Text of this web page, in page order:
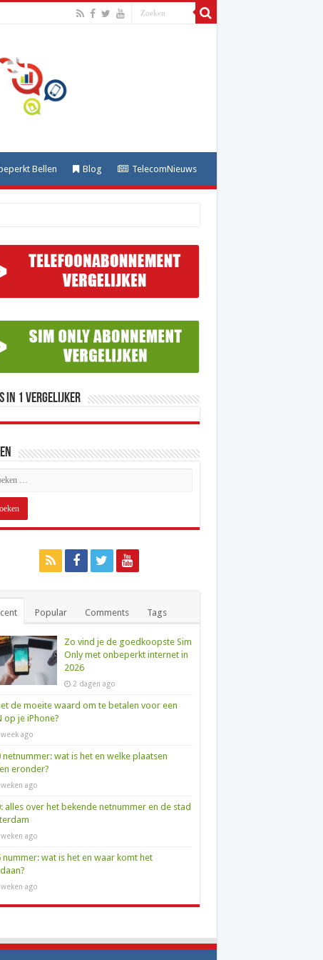
Bellen Blog TelecomNieuws
in 1 Vergelijker
Popular Comments Tags
Zo vind je de goedkoopste Sim
Only met onbeperkt internet in
2026
2 dagen ago
de moeite waard om te betalen voor een
op je iPhone?
week ago
netnummer: wat is het en welke plaatsen
eronder?
weken ago
alles over het bekende netnummer en de stad
weken ago
nummer: wat is het en waar komt het
weken ago